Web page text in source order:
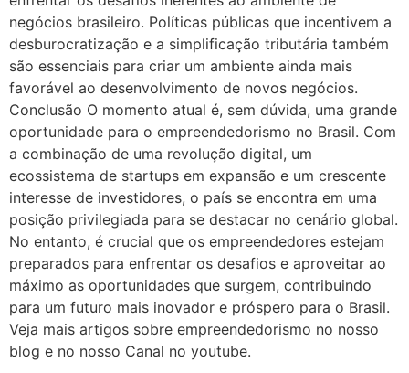
negócios brasileiro. Políticas públicas que incentivem a
desburocratização e a simplificação tributária também
são essenciais para criar um ambiente ainda mais
favorável ao desenvolvimento de novos negócios.
Conclusão O momento atual é, sem dúvida, uma grande
oportunidade para o empreendedorismo no Brasil. Com
a combinação de uma revolução digital, um
ecossistema de startups em expansão e um crescente
interesse de investidores, o país se encontra em uma
posição privilegiada para se destacar no cenário global.
No entanto, é crucial que os empreendedores estejam
preparados para enfrentar os desafios e aproveitar ao
máximo as oportunidades que surgem, contribuindo
para um futuro mais inovador e próspero para o Brasil.
Veja mais artigos sobre empreendedorismo no nosso
blog e no nosso Canal no youtube.